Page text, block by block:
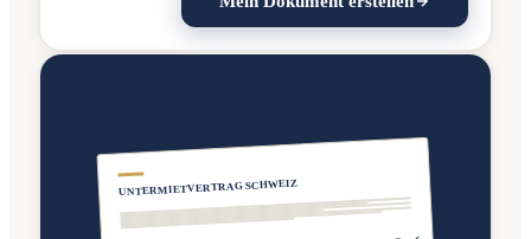
UNTERMIETVERTRAG SCHWEIZ